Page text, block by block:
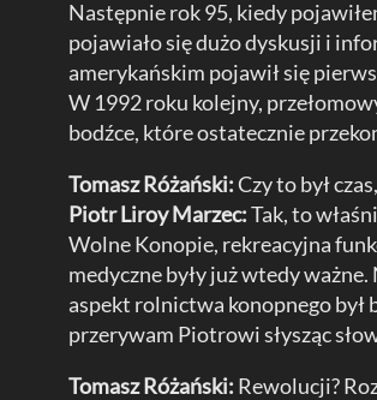
Następnie rok 95, kiedy
pojawiało się dużo dyskusji i
amerykańskim pojawił się
W 1992 roku kolejny,
bodźce, które ostatecznie
Tomasz Różański:Czy to był
Piotr Liroy Marzec:Tak, to
Wolne Konopie, rekreacyjna
medyczne były już wtedy
aspekt rolnictwa konopnego
przerywam Piotrowi słysząc
Tomasz Różański: Rewolucji?